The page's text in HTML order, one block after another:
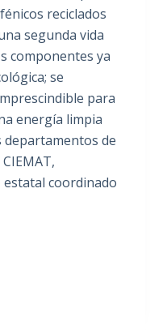
reciclados
segunda vida
componentes ya
se
para
energía limpia
departamentos de
coordinado